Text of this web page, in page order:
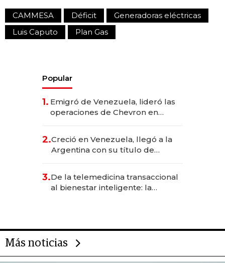
CAMMESA Déficit
Generadoras eléctricas
Luis Caputo
Plan Gas
Popular
1. Emigró de Venezuela, lideró las
operaciones de Chevron en
2.Creció en Venezuela, llegó a la
Argentina con su título de
las marcas "fast premium"
3.De la telemedicina transaccional
al bienestar inteligente: la
Más noticias